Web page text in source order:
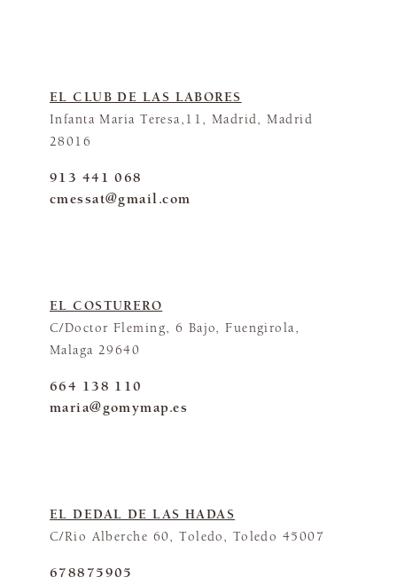
EL CLUB DE LAS LABORES
Infanta Maria Teresa,11, Madrid, Madrid
28016
913 441 068
cmessat@gmail.com
EL COSTURERO
C/Doctor Fleming, 6 Bajo, Fuengirola,
Malaga 29640
664 138 110
maria@gomymap.es
EL DEDAL DE LAS HADAS
C/Rio Alberche 60, Toledo, Toledo 45007
678875905